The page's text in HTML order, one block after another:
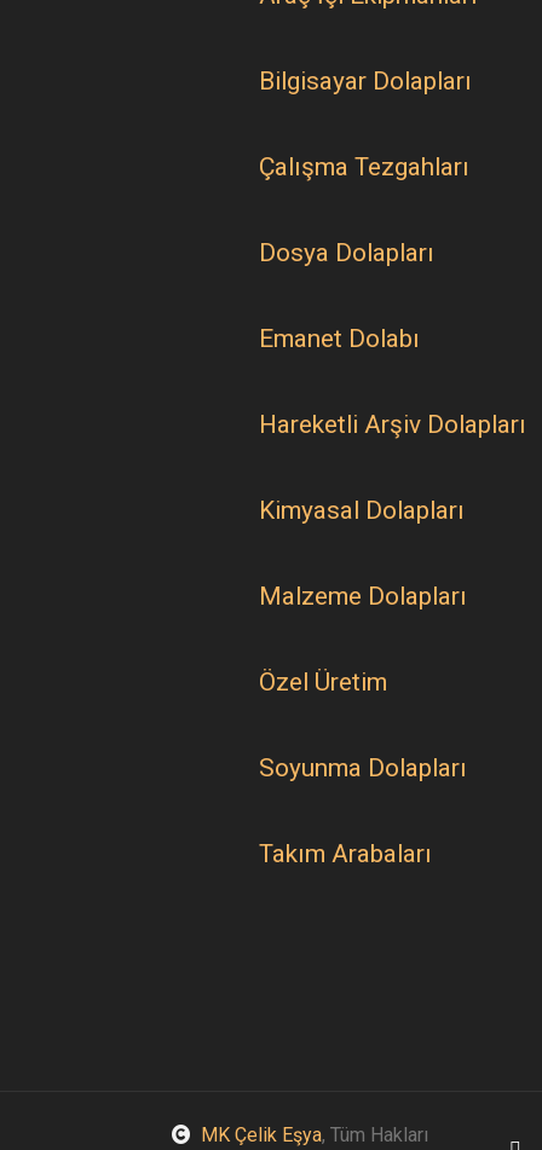
Bilgisayar Dolapları
Çalışma Tezgahları
Dosya Dolapları
Emanet Dolabı
Hareketli Arşiv Dolapları
Kimyasal Dolapları
Malzeme Dolapları
Özel Üretim
Soyunma Dolapları
Takım Arabaları
MK Çelik Eşya, Tüm Hakları